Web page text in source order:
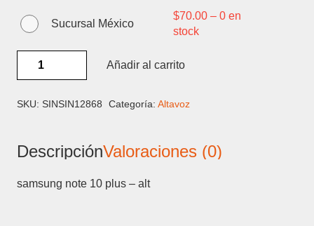
Sucursal México
$70.00– 0 en
stock
NOTE
PLUS
cantidad
Añadir al carrito
SKU: SINSIN12868 Categoría: Altavoz
DescripciónValoraciones (0)
samsung note 10 plus – alt